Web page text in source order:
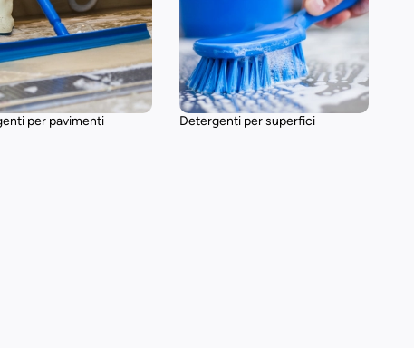
per pavimenti Detergenti per superfici